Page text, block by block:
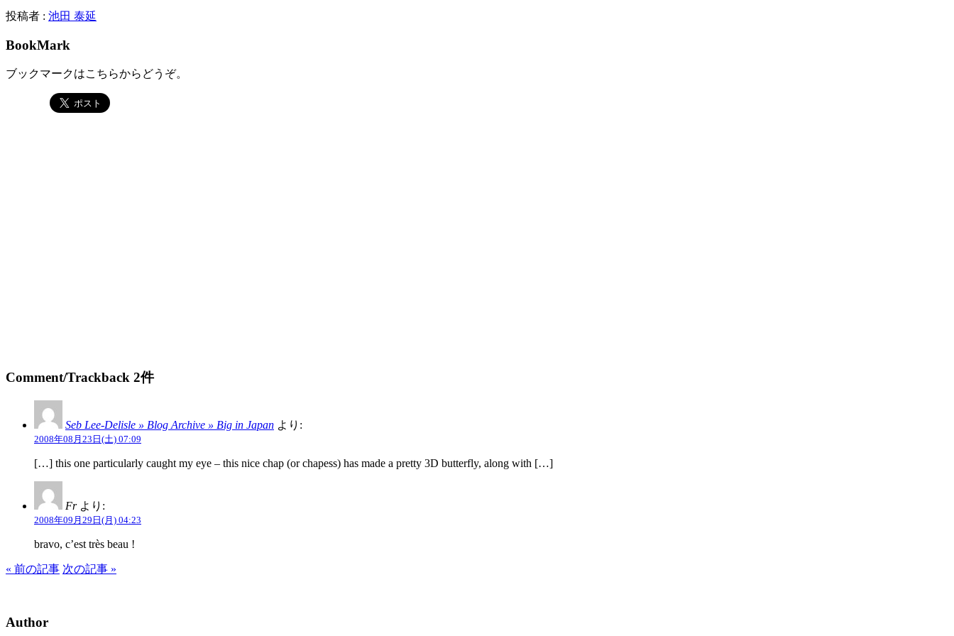
投稿者 : 池田 泰延
BookMark
ブックマークはこちらからどうぞ。
Comment/Trackback 2件
Seb Lee-Delisle » Blog Archive » Big in Japan より:
2008年08月23日(土) 07:09
[…] this one particularly caught my eye – this nice chap (or chapess) has made a pretty 3D butterfly, along with […]
Frより:
2008年09月29日(月) 04:23
bravo, c’est très beau !
« 前の記事 次の記事 »
Author